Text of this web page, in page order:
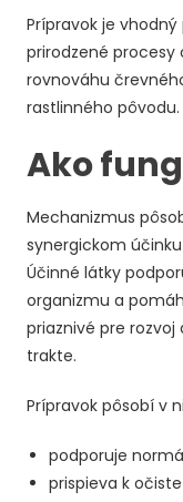
Prípravok je
prirodzené
rovnováhu
rastlinného pôvodu.
Ako
Mechanizmus
synergickom
Účinné látky
organizmu a
priaznivé pre
trakte.
Prípravok pôsobí v
podporuje
prispieva k